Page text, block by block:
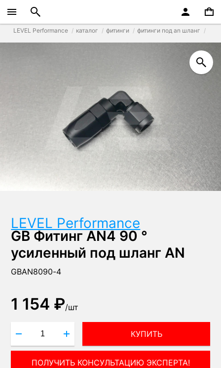
LEVEL Performance каталог фитинги фитинги под an шланг
LEVEL Performance
GB Фитинг AN4 90 °
усиленный под шланг AN
GBAN8090-4
1 154 ₽/шт
КУПИТЬ
ПОЛУЧИТЬ КОНСУЛЬТАЦИЮ ЭКСПЕРТА!